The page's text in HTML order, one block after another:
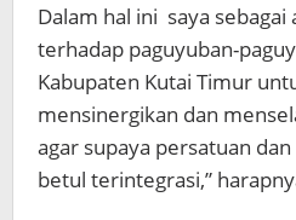
Dalam hal ini saya sebagai
terhadap paguyuban-
Kabupaten Kutai Timur
mensinergikan dan
agar supaya persatuan
betul terintegrasi,”